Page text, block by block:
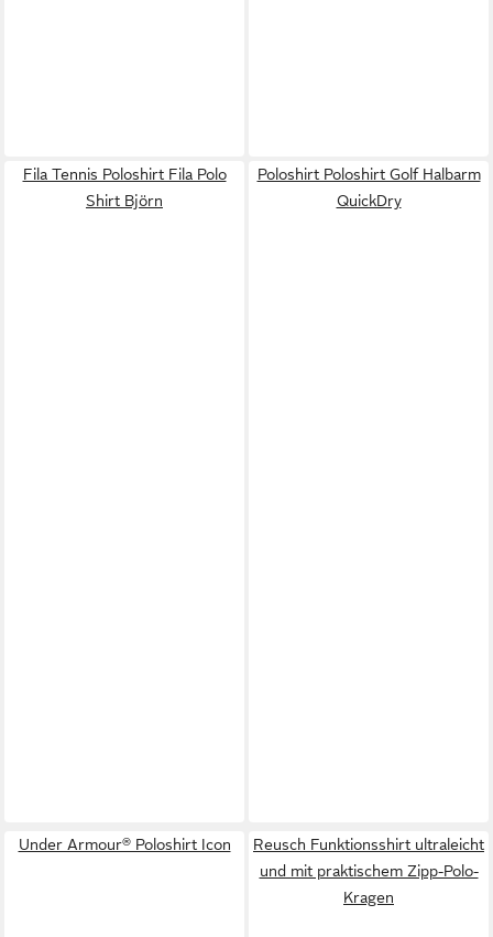
Fila Tennis Poloshirt Fila Polo
Shirt Björn
Poloshirt Poloshirt Golf Halbarm
QuickDry
Under Armour® Poloshirt Icon
Reusch Funktionsshirt ultraleicht
und mit praktischem Zipp-Polo-
Kragen